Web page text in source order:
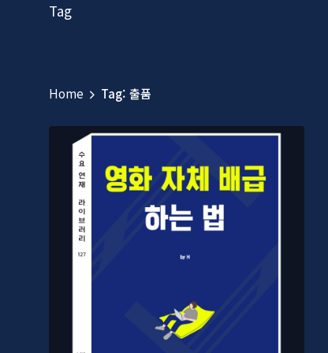
Tag
Home Tag: 출품